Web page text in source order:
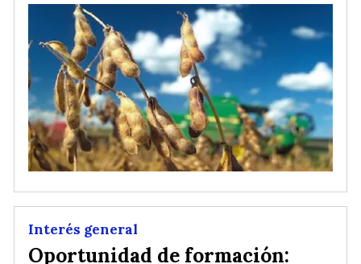
Oportunidad de formación:
Interés general